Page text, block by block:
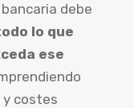
debe
lo que
ese
y costes